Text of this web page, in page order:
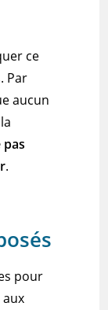
ce
Par
aucun
.
pour
aux